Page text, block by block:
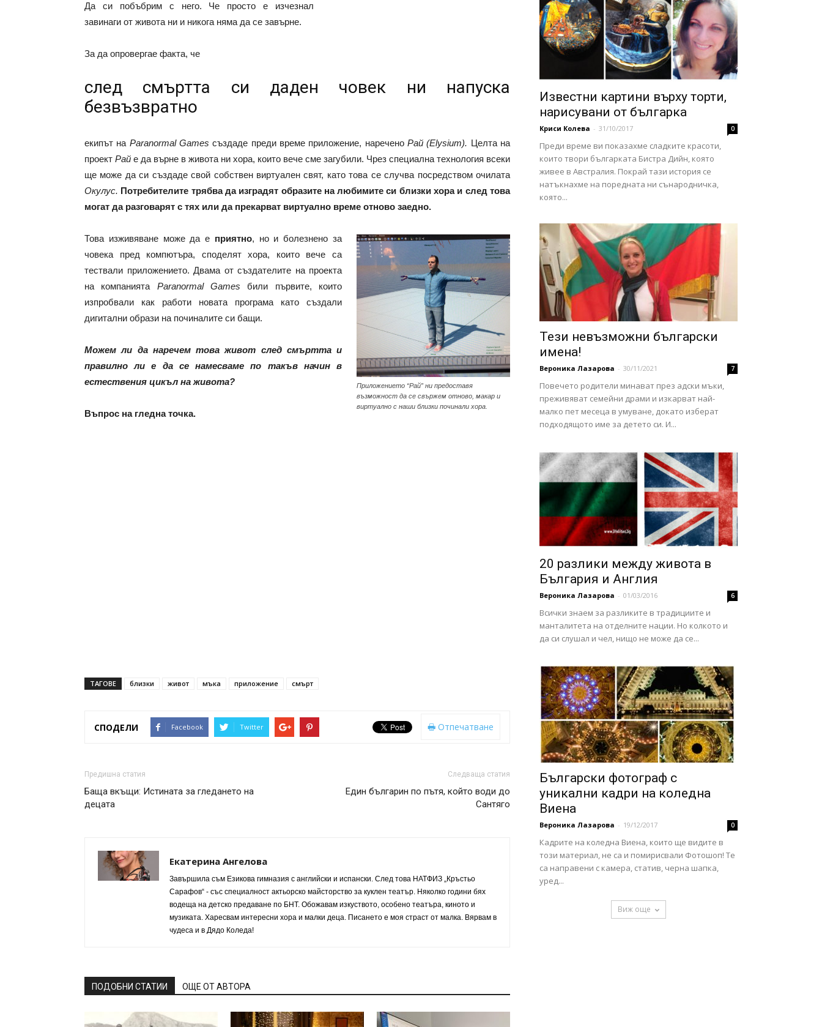
Да си побъбрим с него. Че просто е изчезнал
завинаги от живота ни и никога няма да се завърне.
За да опровергае факта, че
след смъртта си даден човек ни напуска
безвъзвратно
екипът на Paranormal Gamesсъздаде преди време приложение, нареченоРай(Elysium). Целта на
проект Рай е да върне в живота ни хора, които вече сме загубили. Чрез специална технология всеки
ще може да си създаде свой собствен виртуален свят, като това се случва посредством очилата
Окулус. Потребителите трябва да изградят образите на любимите си близки хора и след това
могат да разговарят с тях или да прекарват виртуално време отново заедно.
Приложението “Рай” ни предоставя
възможност да се свържем отново, макар и
виртуално с наши близки починали хора.
Това изживяване може да е приятно, но и болезнено за
човека пред компютъра, споделят хора, които вече са
тествали приложението. Двама от създателите на проекта
на компанията Paranormal Games били първите, които
изпробвали как работи новата програма като създали
дигитални образи на починалите си бащи.
Можем ли да наречем това живот след смъртта и
правилно ли е да се намесваме по такъв начин в
естествения цикъл на живота?
Въпрос на гледна точка.
ТАГОВЕ близки живот мъка приложение смърт
СПОДЕЛИ Facebook Twitter Отпечатване
Предишна статия
Баща вкъщи: Истината за гледането на
децата
Следваща статия
Един българин по пътя, който води до
Сантяго
Екатерина Ангелова
Завършила съм Езикова гимназия с английски и испански. След това НАТФИЗ „Кръстьо
Сарафов“ - със специалност актьорско майсторство за куклен театър. Няколко години бях
водеща на детско предаване по БНТ. Обожавам изкуството, особено театъра, киното и
музиката. Харесвам интересни хора и малки деца. Писането е моя страст от малка. Вярвам в
чудеса и в Дядо Коледа!
ПОДОБНИ СТАТИИ ОЩЕ ОТ АВТОРА
Известни картини върху торти,
нарисувани от българка
Криси Колева - 31/10/2017 0
Преди време ви показахме сладките красоти,
които твори българката Бистра Дийн, която
живее в Австралия. Покрай тази история се
натъкнахме на поредната ни сънародничка,
която...
Тези невъзможни български
имена!
Вероника Лазарова - 30/11/2021 7
Повечето родители минават през адски мъки,
преживяват семейни драми и изкарват най-
малко пет месеца в умуване, докато изберат
подходящото име за детето си. И...
20 разлики между живота в
България и Англия
Вероника Лазарова - 01/03/2016 6
Всички знаем за разликите в традициите и
манталитета на отделните нации. Но колкото и
да си слушал и чел, нищо не може да се...
Български фотограф с
уникални кадри на коледна
Виена
Вероника Лазарова - 19/12/2017 0
Кадрите на коледна Виена, които ще видите в
този материал, не са и помирисвали Фотошоп! Те
са направени с камера, статив, черна шапка,
уред...
Виж още